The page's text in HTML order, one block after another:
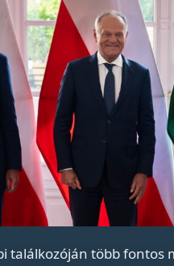
találkozóján több fontos